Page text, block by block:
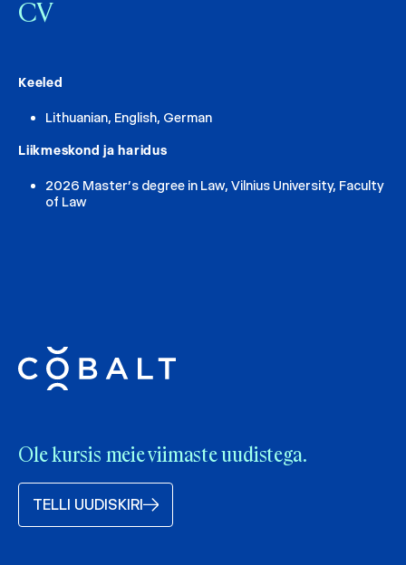
CV
Keeled
Lithuanian, English, German
Liikmeskond ja haridus
2026 Master’s degree in Law, Vilnius University, Faculty
of Law
Ole kursis meie viimaste uudistega.
TELLI UUDISKIRI